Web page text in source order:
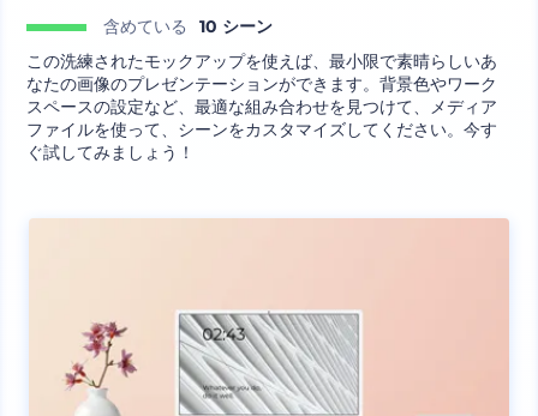
含めている
10 シーン
この洗練されたモックアップを使えば、最小限で素晴らしいあ
なたの画像のプレゼンテーションができます。背景色やワーク
スペースの設定など、最適な組み合わせを見つけて、メディア
ファイルを使って、シーンをカスタマイズしてください。今す
ぐ試してみましょう！